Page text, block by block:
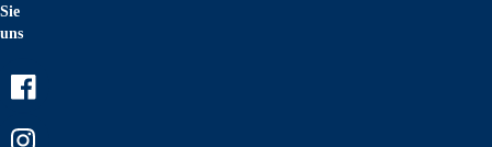
Sie
uns